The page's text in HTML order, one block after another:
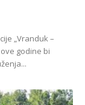
„Vranduk –
godine bi